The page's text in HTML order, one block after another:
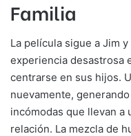
Familia
La película sigue a Jim
experiencia desastrosa
centrarse en sus hijos.
nuevamente,
incómodas que llevan a
relación. La mezcla de